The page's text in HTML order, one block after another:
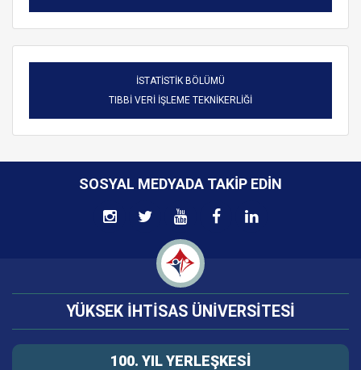
İSTATİSTİK BÖLÜMÜ
TIBBİ VERİ İŞLEME TEKNİKERLİĞİ
SOSYAL MEDYADA TAKIP EDIN
YÜKSEK İHTİSAS ÜNİVERSİTESİ
100. YIL YERLEŞKESI